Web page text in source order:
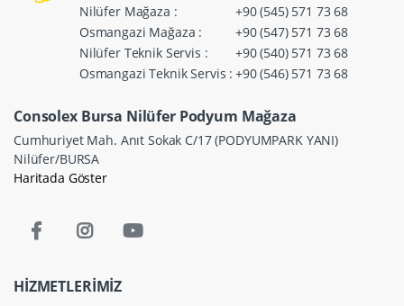
Nilüfer Mağaza :
+90 (545) 571 73 68
Osmangazi Mağaza :
+90 (547) 571 73 68
Nilüfer Teknik Servis :
+90 (540) 571 73 68
Osmangazi Teknik Servis : +90 (546) 571 73 68
Consolex Bursa Nilüfer Podyum Mağaza
Cumhuriyet Mah. Anıt Sokak C/17 (PODYUMPARK YANI)
Nilüfer/BURSA
Haritada Göster
HİZMETLERİMİZ